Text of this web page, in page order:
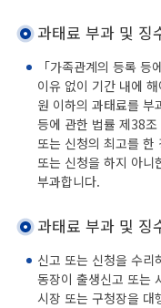
과태료 부과 및 징
「가족관계의 등록
이유 없이 기간 내에
원 이하의 과태료를 부
등에 관한 법률 제38
또는 신청의 최고를 한
또는 신청을 하지 아니
부과합니다.
과태료 부과 및 징
신고 또는 신청을 수리
동장이 출생신고 또는
시장 또는 구청장을 대